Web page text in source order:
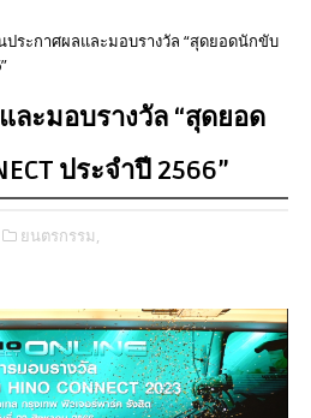
ประกาศผลและมอบรางวัล “สุดยอดนักขับ
ละมอบรางวัล “สุดยอด
ประจำปี 2566”
ยนตรกรรม,